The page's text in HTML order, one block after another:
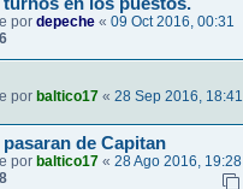
por depeche « 09 Oct 2016, 00:31
por baltico17 « 28 Sep 2016, 18:41
de Capitan
por baltico17 « 28 Ago 2016, 19:28